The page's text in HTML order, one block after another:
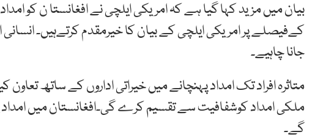
بیان میں مزید کہا گیا ہے کہ امریکی ایلچی نے افغانستا ن کو
کےفیصلے پر امریکی ایلچی کے بیان کا خیرمقدم کرتےہیں۔
جانا چاہیے۔
متاثرہ افراد تک امداد پہنچانے میں خیراتی اداروں کے ساتھ
ملکی امداد کوشفافیت سے تقسیم کرے گی۔افغانستان میں امداد
گے۔